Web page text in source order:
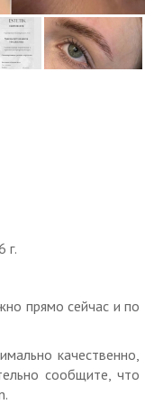
г.
прямо сейчас и по
качественно,
сообщите, что